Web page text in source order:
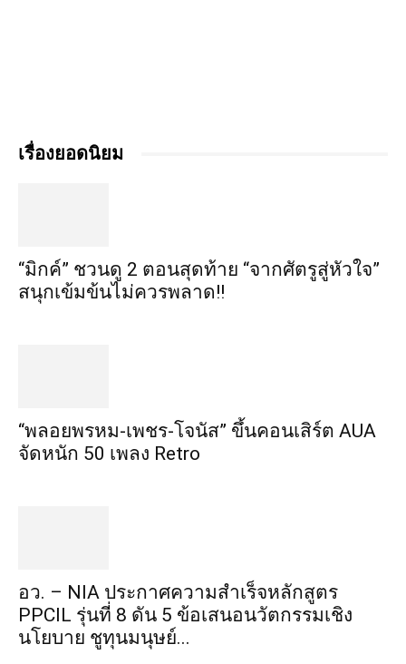
เรื่องยอดนิยม
“มิกค์” ชวนดู 2 ตอนสุดท้าย “จากศัตรูสู่หัวใจ”
สนุกเข้มข้นไม่ควรพลาด!!
“พลอยพรหม-เพชร-โจนัส” ขึ้นคอนเสิร์ต AUA
จัดหนัก 50 เพลง Retro
อว. – NIA ประกาศความสำเร็จหลักสูตร
PPCIL รุ่นที่ 8 ดัน 5 ข้อเสนอนวัตกรรมเชิง
นโยบาย ชูทุนมนุษย์...